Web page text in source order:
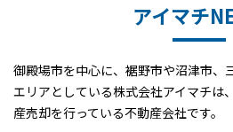
アイマチ
御殿場市を中心に、裾野市や沼津市、
エリアとしている株式会社アイマチは
産売却を行っている不動産会社です。